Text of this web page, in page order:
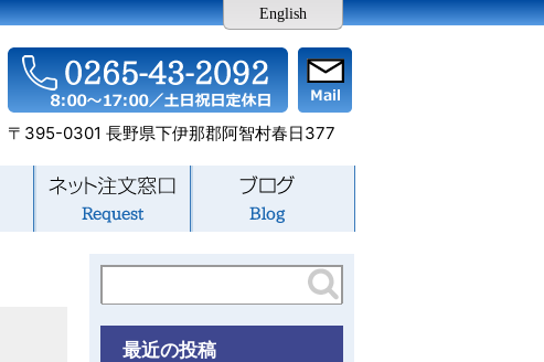
English
〒395-0301 長野県下伊那郡阿智村春日377
最近の投稿